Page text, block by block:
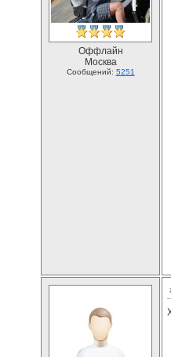
Оффлайн
Москва
Сообщений: 5251